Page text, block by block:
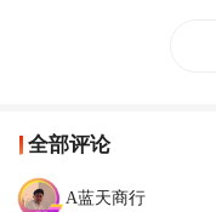
全部评论
A蓝天商行